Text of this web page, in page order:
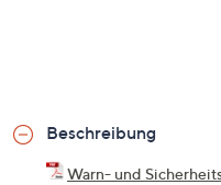
Beschreibung
Warn- und